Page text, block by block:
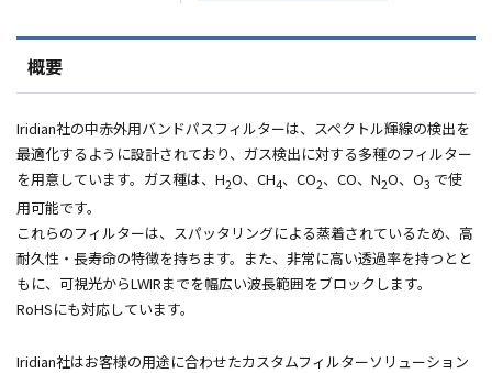
概要
Iridian社の中赤外用バンドパスフィルターは、スペクトル輝線の検出を
最適化するように設計されており、ガス検出に対する多種のフィルター
を用意しています。ガス種は、 H2O、 CH4、 CO2、 CO、 N2O、 O3 で使
用可能です。
これらのフィルターは、スパッタリングによる蒸着されているため、高
耐久性・長寿命の特徴を持ちます。また、非常に高い透過率を持つとと
もに、可視光からLWIRまでを幅広い波長範囲をブロックします。
RoHSにも対応しています。
Iridian社はお客様の用途に合わせたカスタムフィルターソリューション